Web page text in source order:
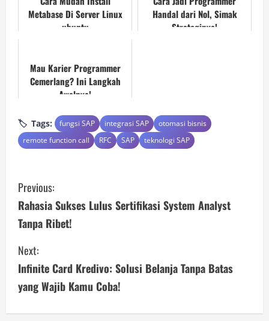
Metabase Di Server Linux
ubuntu
Handal dari Nol, Simak
Strateginya!
Mau Karier Programmer
Cemerlang? Ini Langkah
Awalnya!
Tags: fungsi SAP integrasi SAP
otomasi bisnis
remote function call
RFC SAP teknologi SAP
C
o
n
t
i
n
Previous:
Rahasia Sukses Lulus Sertifikasi System Analyst
Tanpa Ribet!
Next:
Infinite Card Kredivo: Solusi Belanja Tanpa Batas
yang Wajib Kamu Coba!